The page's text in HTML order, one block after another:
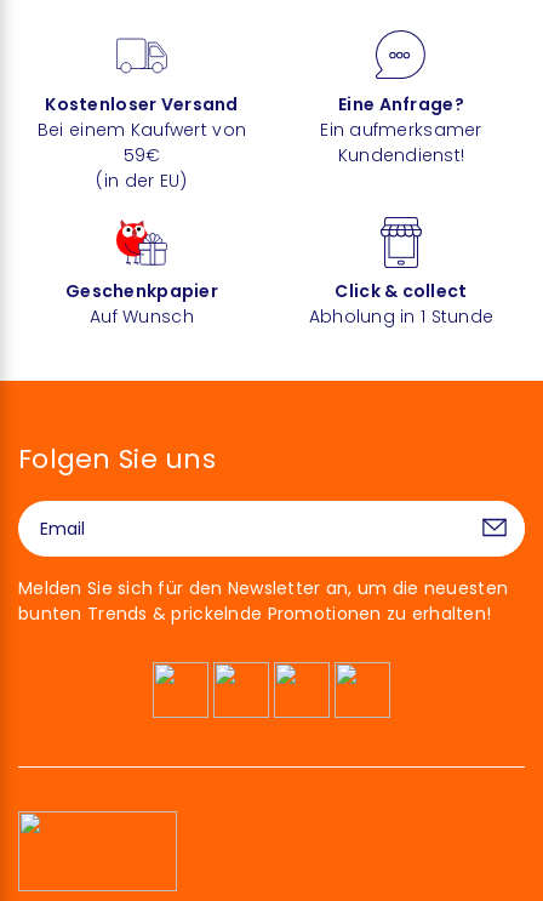
Kostenloser Versand
Bei einem Kaufwert von
59€
(in der EU)
Eine Anfrage?
Ein aufmerksamer
Kundendienst!
Geschenkpapier
Auf Wunsch
Click & collect
Abholung in 1 Stunde
Folgen Sie uns
Melden Sie sich für den Newsletter an, um die neuesten
bunten Trends & prickelnde Promotionen zu erhalten!
Hallo!